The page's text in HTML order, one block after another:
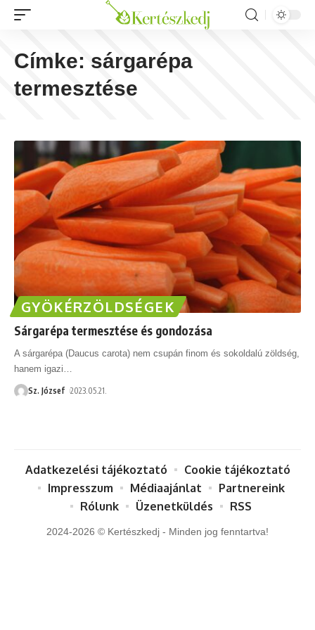
Címke: sárgarépa
termesztése
GYÖKÉRZÖLDSÉGEK
Sárgarépa termesztése és gondozása
A sárgarépa (Daucus carota) nem csupán finom és sokoldalú zöldség,
hanem igazi
Sz. József 2023.05.21.
2024-2026 © Kertészkedj - Minden jog fenntartva!
Adatkezelési tájékoztató
Cookie tájékoztató
Impresszum
Médiaajánlat
Partnereink
Rólunk
Üzenetküldés RSS